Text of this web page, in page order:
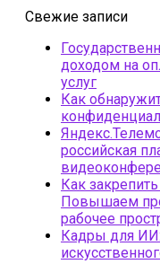
Свежие записи
доходом на
услуг
Как
российская
Как
Повышаем
рабочее
Кадры для